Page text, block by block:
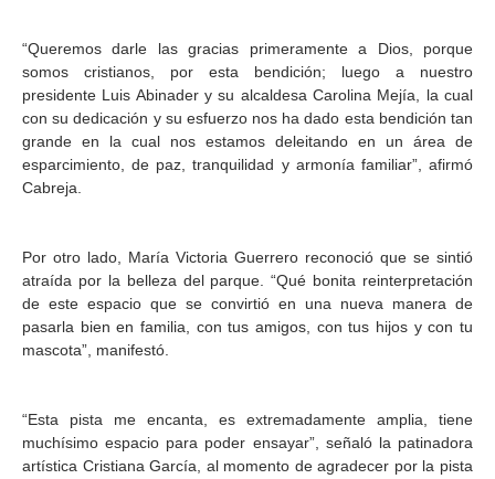
“Queremos darle las gracias primeramente a Dios, porque
somos cristianos, por esta bendición; luego a nuestro
presidente Luis Abinader y su alcaldesa Carolina Mejía, la cual
con su dedicación y su esfuerzo nos ha dado esta bendición tan
grande en la cual nos estamos deleitando en un área de
esparcimiento, de paz, tranquilidad y armonía familiar”, afirmó
Cabreja.
Por otro lado, María Victoria Guerrero reconoció que se sintió
atraída por la belleza del parque. “Qué bonita reinterpretación
de este espacio que se convirtió en una nueva manera de
pasarla bien en familia, con tus amigos, con tus hijos y con tu
mascota”, manifestó.
“Esta pista me encanta, es extremadamente amplia, tiene
muchísimo espacio para poder ensayar”, señaló la patinadora
artística Cristiana García, al momento de agradecer por la pista